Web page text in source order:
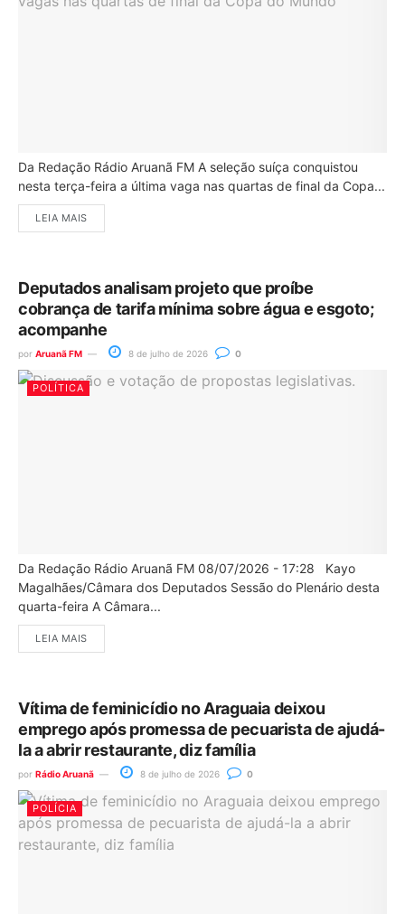
Da Redação Rádio Aruanã FM A seleção suíça conquistou
nesta terça-feira a última vaga nas quartas de final da Copa...
LEIA MAIS
Deputados analisam projeto que proíbe
cobrança de tarifa mínima sobre água e esgoto;
acompanhe
por Aruanã FM 8 de julho de 2026 0
POLÍTICA
Da Redação Rádio Aruanã FM 08/07/2026 - 17:28 Kayo
Magalhães/Câmara dos Deputados Sessão do Plenário desta
quarta-feira A Câmara...
LEIA MAIS
Vítima de feminicídio no Araguaia deixou
emprego após promessa de pecuarista de ajudá-
la a abrir restaurante, diz família
por Rádio Aruanã 8 de julho de 2026 0
POLÍCIA